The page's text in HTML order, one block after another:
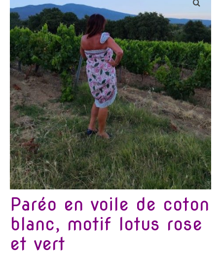
Etoles, foulards, paréos, carrés
Pièces uniques
Textile maison
Vêtements
Tous nos imprimés
Présentation Marie-Lise Corda
Blog
Contact
Paréo en voile de coton
blanc, motif lotus rose
et vert